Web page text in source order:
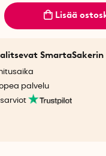
Lisää
SmartaSakerin
palvelu